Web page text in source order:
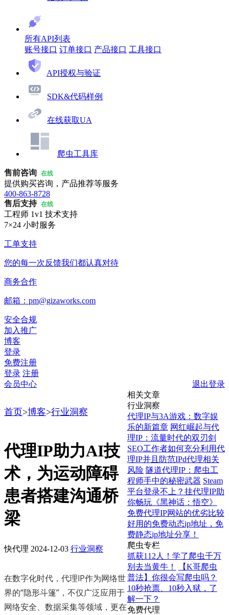
所有API列表
账号接口 订单接口 产品接口 工具接口
API授权与验证
SDK&代码样例
在线获取UA
爬虫工具库
售前咨询 在线
提供购买咨询，产品推荐等服务
400-863-8728
售后支持 在线
工程师 1v1 技术支持
7×24 小时服务
工单支持
您的每一次反馈我们都认真对待
商务合作
邮箱：pm@gizaworks.com
安全合规
加入推广
博客
登录
免费注册
登录 注册
会员中心
退出登录
首页>博客>行业洞察
代理IP助力AI技
术，为运动障碍
患者搭建沟通桥
梁
快代理 2024-12-03 行业洞察
在数字化时代，代理IP作为网络世
界的“隐形斗篷”，不仅广泛应用于
网络安全、数据采集等领域，更在
相关文章
行业洞察
代理IP与3A游戏：数字娱
乐的新篇章 网红崛起与代
理IP：流量时代的双刃剑
SEO工作者如何充分利用代
理IP并且防范IPd代理相关
风险 隧道代理IP：爬虫工
程师手中的秘密武器 Steam
平台登录不上？挂代理IP助
你畅玩《黑神话：悟空》
免费代理IP网站的优劣比较
好用的免费动态ip地址，免
费静态ip地址分享！
爬虫专栏
抓获112人！学了爬虫千万
别去当黄牛！
【K哥爬虫
普法】你很会写爬虫吗？
10秒抢票、10秒入狱，了
解一下？
免费代理